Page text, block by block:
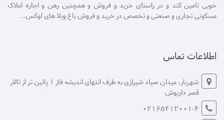
خوبی تامین کند و در راستای خرید و فروش و همچنین رهن و اجاره املاک
مسکونی.تجاری و صنعتی و تخصص در خرید و فروش باغ ویلا های لوکس...
اطلاعات تماس
شهریار، میدان صیاد شیرازی به طرف انتهای اندیشه فاز 1 پائین تر از تالار
قصر داریوش
02165412001-4